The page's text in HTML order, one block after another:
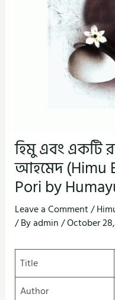
হিমু এবং একটি
আহমেদ (Himu
Pori by
Leave a Comment/
/ Byadmin/October
Title
Author